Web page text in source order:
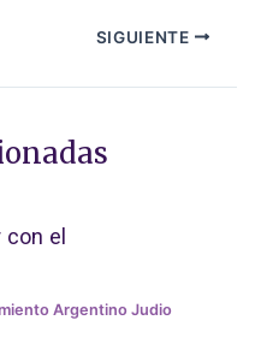
SIGUIENTE
con el
Argentino Judio